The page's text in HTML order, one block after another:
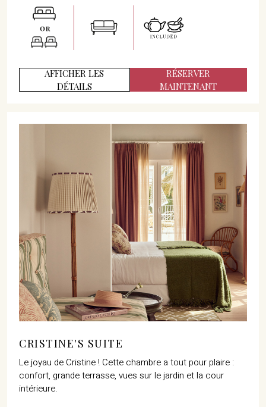
AFFICHER LES
DÉTAILS
RÉSERVER
MAINTENANT
CRISTINE'S SUITE
Le joyau de Cristine ! Cette chambre a tout pour plaire :
confort, grande terrasse, vues sur le jardin et la cour
intérieure.